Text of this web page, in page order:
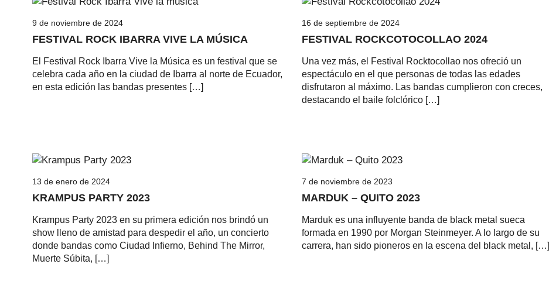
9 de noviembre de 2024
FESTIVAL ROCK IBARRA VIVE LA MÚSICA
El Festival Rock Ibarra Vive la Música es un festival que se
celebra cada año en la ciudad de Ibarra al norte de Ecuador,
en esta edición las bandas presentes […]
16 de septiembre de 2024
FESTIVAL ROCKCOTOCOLLAO 2024
Una vez más, el Festival Rocktocollao nos ofreció un
espectáculo en el que personas de todas las edades
disfrutaron al máximo. Las bandas cumplieron con creces,
destacando el baile folclórico […]
13 de enero de 2024
KRAMPUS PARTY 2023
Krampus Party 2023 en su primera edición nos brindó un
show lleno de amistad para despedir el año, un concierto
donde bandas como Ciudad Infierno, Behind The Mirror,
Muerte Súbita, […]
7 de noviembre de 2023
MARDUK – QUITO 2023
Marduk es una influyente banda de black metal sueca
formada en 1990 por Morgan Steinmeyer. A lo largo de su
carrera, han sido pioneros en la escena del black metal, […]